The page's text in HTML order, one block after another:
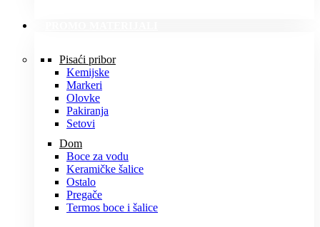
Pisaći pribor
Kemijske
Markeri
Olovke
Pakiranja
Setovi
Dom
Boce za vodu
Keramičke šalice
Ostalo
Pregače
Termos boce i šalice